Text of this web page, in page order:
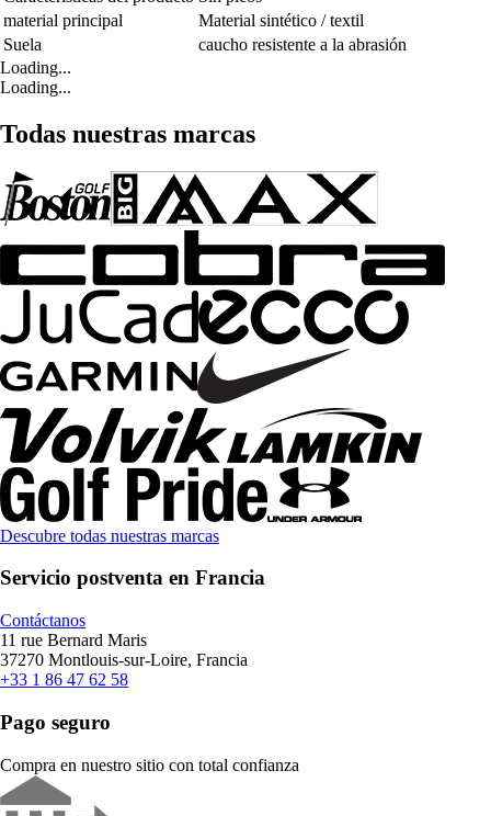
material principal
Material sintético / textil
Suela
caucho resistente a la abrasión
Loading...
Loading...
Todas nuestras marcas
Descubre todas nuestras marcas
Servicio postventa en Francia
Contáctanos
11 rue Bernard Maris
37270 Montlouis-sur-Loire, Francia
+33 1 86 47 62 58
Pago seguro
Compra en nuestro sitio con total confianza